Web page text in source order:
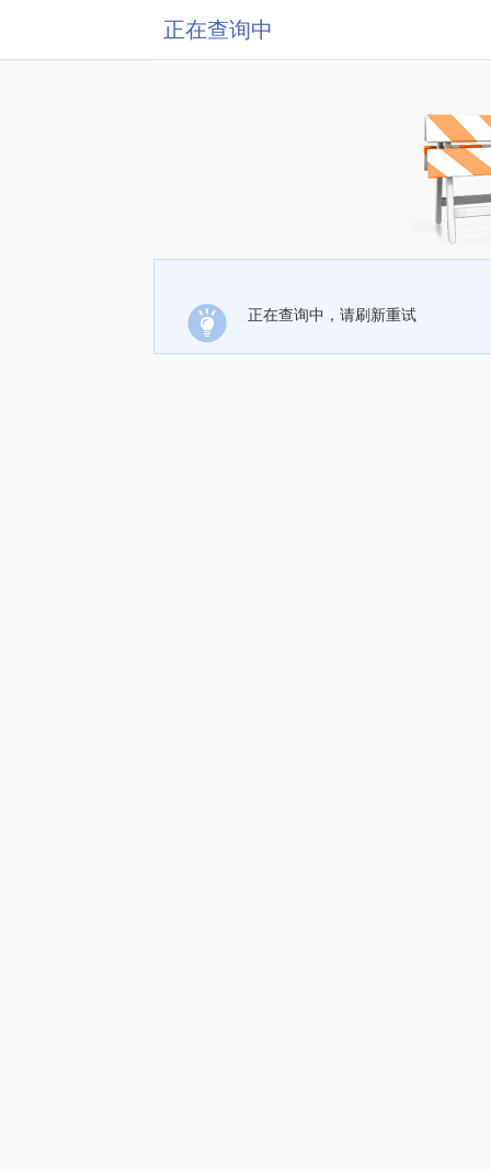
正在查询中
正在查询中，请刷新重试